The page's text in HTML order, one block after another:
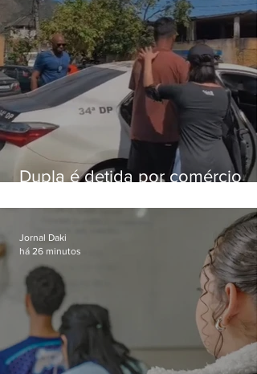
Dupla é detida por comércio
Bangu
Jornal Daki
há 26 minutos